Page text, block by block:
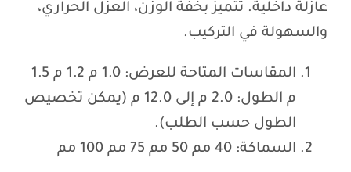
عازلة داخلية. تتميز بخفة الوزن، العزل الحراري،
والسهولة في التركيب.
المقاسات المتاحة للعرض: 1.0 م 1.2 م 1.5
م الطول: 2.0 م إلى 12.0 م (يمكن تخصيص
الطول حسب الطلب).
السماكة: 40 مم 50 مم 75 مم 100 مم